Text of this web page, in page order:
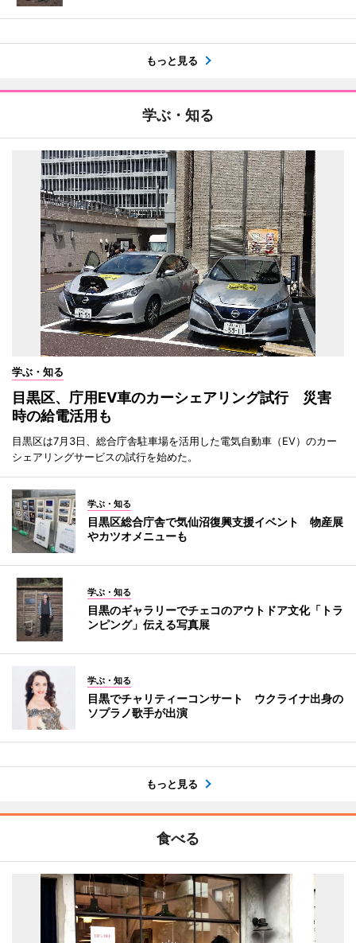
もっと見る
学ぶ・知る
学ぶ・知る
目黒区、庁用EV車のカーシェアリング試行 災害
時の給電活用も
目黒区は7月3日、総合庁舎駐車場を活用した電気自動車（EV）のカー
シェアリングサービスの試行を始めた。
学ぶ・知る
目黒区総合庁舎で気仙沼復興支援イベント 物産展
やカツオメニューも
学ぶ・知る
目黒のギャラリーでチェコのアウトドア文化「トラ
ンピング」伝える写真展
学ぶ・知る
目黒でチャリティーコンサート ウクライナ出身の
ソプラノ歌手が出演
もっと見る
食べる